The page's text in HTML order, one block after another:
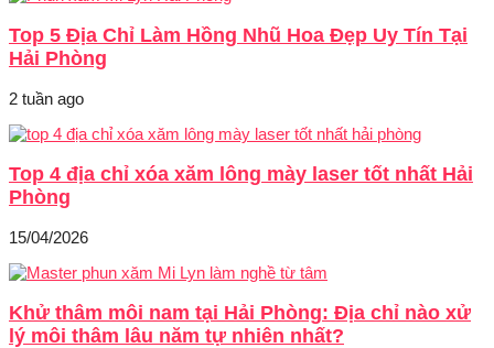
Top 5 Địa Chỉ Làm Hồng Nhũ Hoa Đẹp Uy Tín Tại
Hải Phòng
2 tuần ago
Top 4 địa chỉ xóa xăm lông mày laser tốt nhất Hải
Phòng
15/04/2026
Khử thâm môi nam tại Hải Phòng: Địa chỉ nào xử
lý môi thâm lâu năm tự nhiên nhất?